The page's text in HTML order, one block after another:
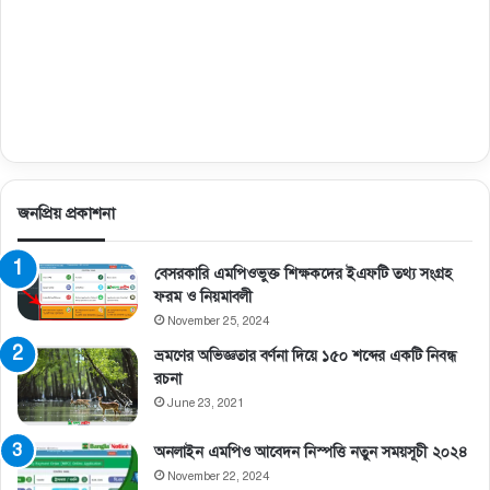
জনপ্রিয় প্রকাশনা
বেসরকারি এমপিওভুক্ত শিক্ষকদের ইএফটি তথ্য সংগ্রহ
ফরম ও নিয়মাবলী
November 25, 2024
ভ্রমণের অভিজ্ঞতার বর্ণনা দিয়ে ১৫০ শব্দের একটি নিবন্ধ
রচনা
June 23, 2021
অনলাইন এমপিও আবেদন নিস্পত্তি নতুন সময়সূচী ২০২৪
November 22, 2024